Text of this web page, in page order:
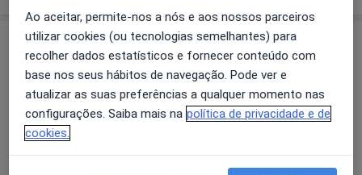
Consultório
Ampliar o mapa
Ao aceitar, permite-nos a nós e aos nossos parceiros
utilizar cookies (ou tecnologias semelhantes) para
recolher dados estatísticos e fornecer conteúdo com
base nos seus hábitos de navegação. Pode ver e
atualizar as suas preferências a qualquer momento nas
configurações. Saiba mais na política de privacidade e de
cookies.